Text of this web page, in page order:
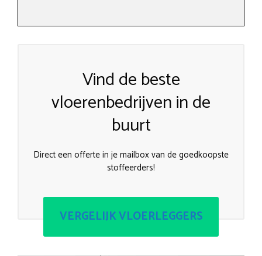
Vind de beste
vloerenbedrijven in de
buurt
Direct een offerte in je mailbox van de goedkoopste
stoffeerders!
VERGELIJK VLOERLEGGERS